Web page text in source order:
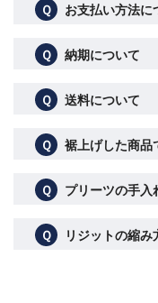
Ｑ お支払い方法に
Ｑ 納期について
Ｑ 送料について
Ｑ 裾上げした商品
Ｑ プリーツの手入
Ｑ リジットの縮み